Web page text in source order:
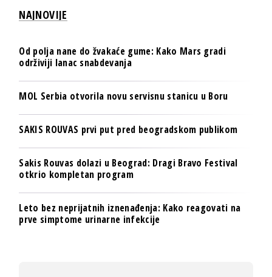
NAJNOVIJE
Od polja nane do žvakaće gume: Kako Mars gradi
održiviji lanac snabdevanja
MOL Serbia otvorila novu servisnu stanicu u Boru
SAKIS ROUVAS prvi put pred beogradskom publikom
Sakis Rouvas dolazi u Beograd: Dragi Bravo Festival
otkrio kompletan program
Leto bez neprijatnih iznenađenja: Kako reagovati na
prve simptome urinarne infekcije